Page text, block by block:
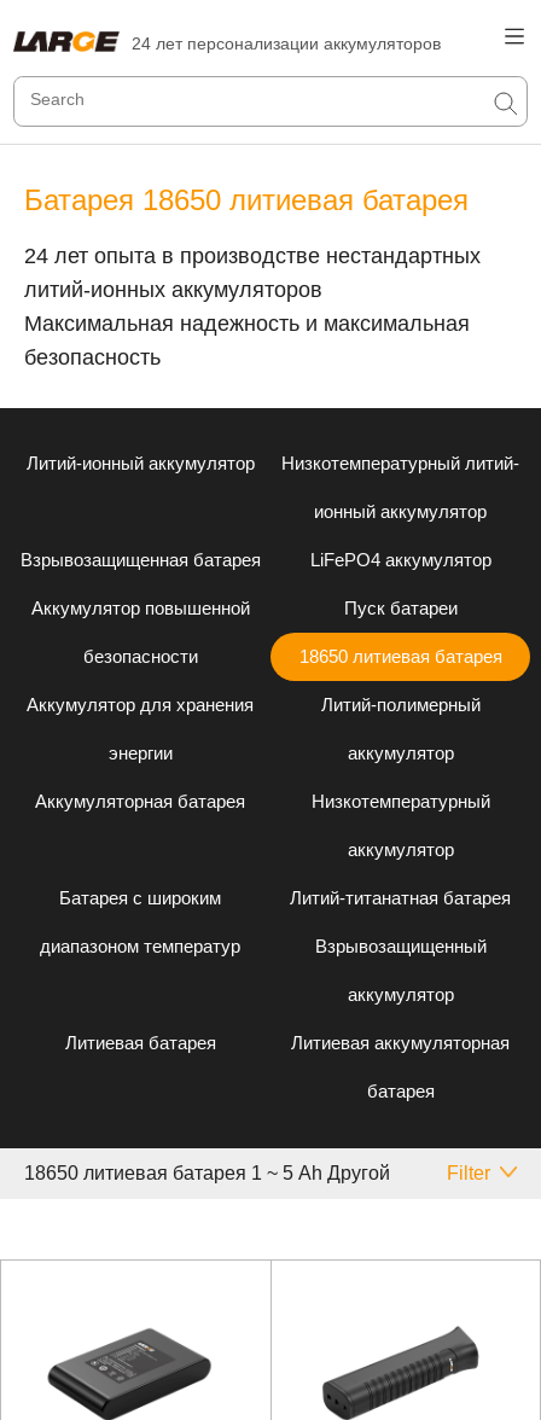
24 лет персонализации аккумуляторов
Батарея 18650 литиевая батарея
24 лет опыта в производстве нестандартных
литий-ионных аккумуляторов
Максимальная надежность и максимальная
безопасность
Литий-ионный аккумулятор Низкотемпературный литий-
ионный аккумулятор
Взрывозащищенная батарея LiFePO4 аккумулятор
Аккумулятор повышенной
безопасности
Пуск батареи
18650 литиевая батарея
Аккумулятор для хранения
энергии
Литий-полимерный
аккумулятор
Аккумуляторная батарея Низкотемпературный
аккумулятор
Батарея с широким
диапазоном температур
Литий-титанатная батарея
Взрывозащищенный
аккумулятор
Литиевая батарея Литиевая аккумуляторная
батарея
18650 литиевая батарея 1 ~ 5 Аh Другой Filter